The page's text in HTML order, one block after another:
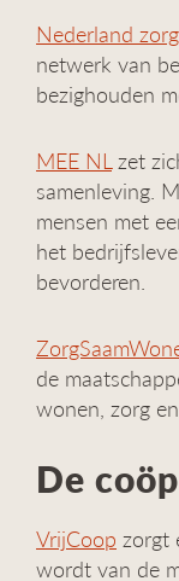
Nederland
netwerk van
bezighouden
MEE NLzet
samenleving.
mensen met
het
bevorderen.
de
wonen, zorg
De
VrijCoop zorgt
wordt van de